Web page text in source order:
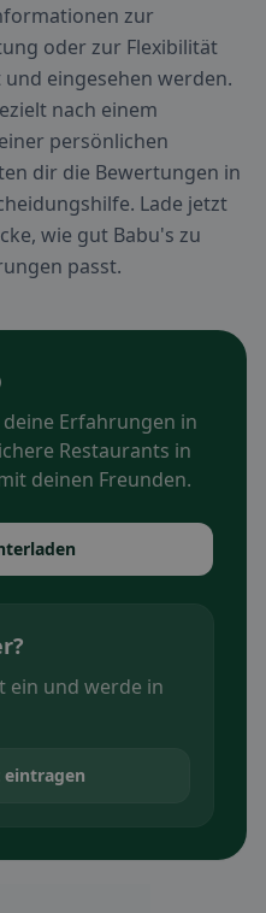
zur
oder zur Flexibilität
eingesehen werden.
nach einem
persönlichen
dir die Bewertungen in
Lade jetzt
wie gut Babu's zu
passt.
Erfahrungen in
Restaurants in
deinen Freunden.
ein und werde in
eintragen